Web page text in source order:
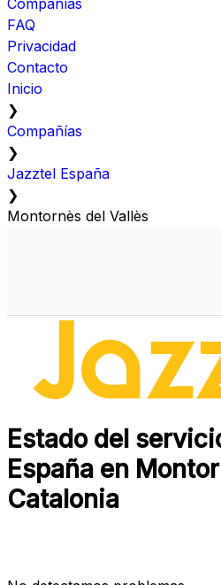
Compañías
FAQ
Privacidad
Contacto
Inicio
❯
Compañías
❯
Jazztel España
❯
Montornès del Vallès
Estado del
España en
Catalonia